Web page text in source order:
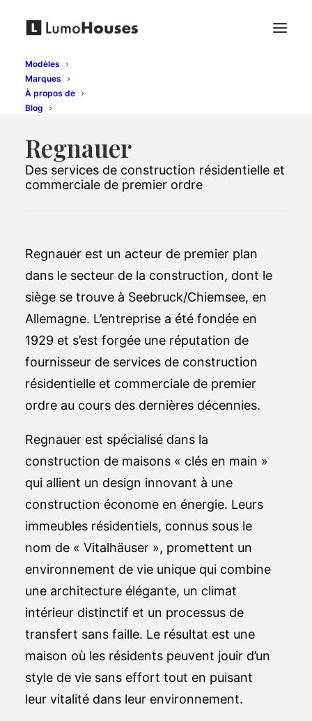
Modèles
Marques
À propos de
Blog
Regnauer
Des services de construction résidentielle et
commerciale de premier ordre
Regnauer est un acteur de premier plan
dans le secteur de la construction, dont le
siège se trouve à Seebruck/Chiemsee, en
Allemagne. L’entreprise a été fondée en
1929 et s’est forgée une réputation de
fournisseur de services de construction
résidentielle et commerciale de premier
ordre au cours des dernières décennies.
Regnauer est spécialisé dans la
construction de maisons « clés en main »
qui allient un design innovant à une
construction économe en énergie. Leurs
immeubles résidentiels, connus sous le
nom de « Vitalhäuser », promettent un
environnement de vie unique qui combine
une architecture élégante, un climat
intérieur distinctif et un processus de
transfert sans faille. Le résultat est une
maison où les résidents peuvent jouir d’un
style de vie sans effort tout en puisant
leur vitalité dans leur environnement.